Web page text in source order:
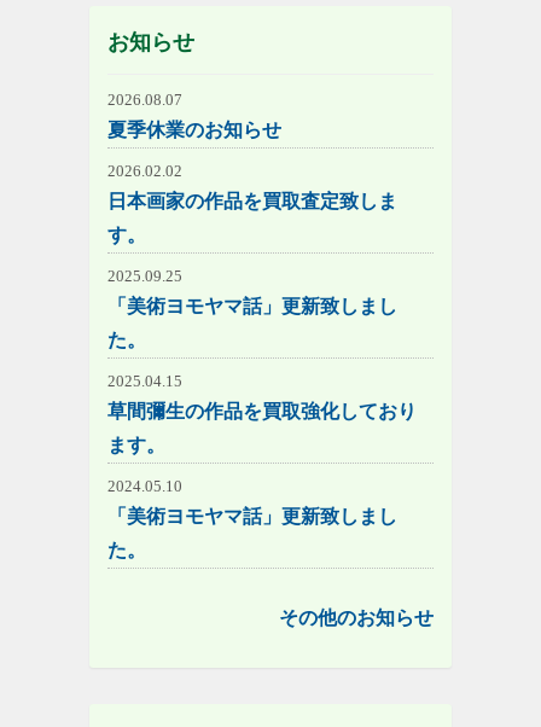
お知らせ
2026.08.07
夏季休業のお知らせ
2026.02.02
日本画家の作品を買取査定致しま
す。
2025.09.25
「美術ヨモヤマ話」更新致しまし
た。
2025.04.15
草間彌生の作品を買取強化しており
ます。
2024.05.10
「美術ヨモヤマ話」更新致しまし
た。
その他のお知らせ